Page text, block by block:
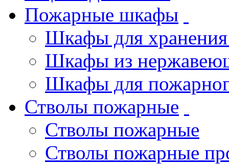
Пожарные шкафы
Шкафы для хранения
Шкафы из
Шкафы для
Стволы пожарные
Стволы пожарные
Стволы пожарные